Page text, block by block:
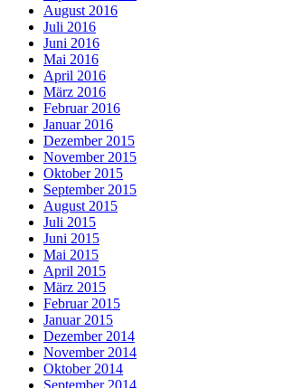
August 2016
Juli 2016
Juni 2016
Mai 2016
April 2016
März 2016
Februar 2016
Januar 2016
Dezember 2015
November 2015
Oktober 2015
September 2015
August 2015
Juli 2015
Juni 2015
Mai 2015
April 2015
März 2015
Februar 2015
Januar 2015
Dezember 2014
November 2014
Oktober 2014